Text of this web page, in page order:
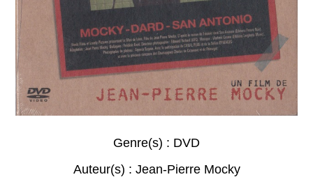
Genre(s) : DVD
Auteur(s) : Jean-Pierre Mocky